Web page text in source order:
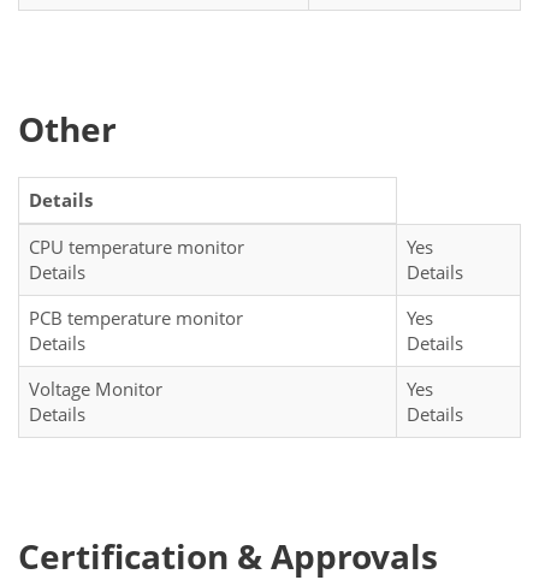
Other
Details
CPU temperature monitor
Details
Yes
Details
PCB temperature monitor
Details
Yes
Details
Voltage Monitor
Details
Yes
Details
Certification & Approvals